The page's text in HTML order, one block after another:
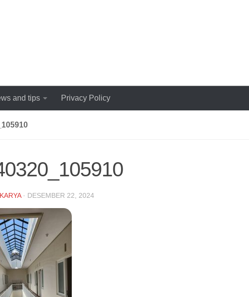
and tips Privacy Policy
· DESEMBER 22, 2024